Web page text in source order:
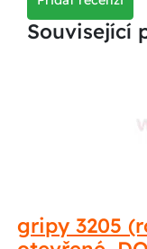
Související
gripy 3205